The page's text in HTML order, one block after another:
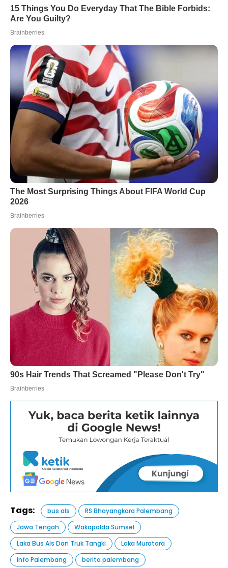
Tags: bus als
RS Bhayangkara Palembang
Jawa Tengah
Wakapolda Sumsel
Laka Bus Als Dan Truk Tangki
Laka Muratara
Info Palembang
berita palembang